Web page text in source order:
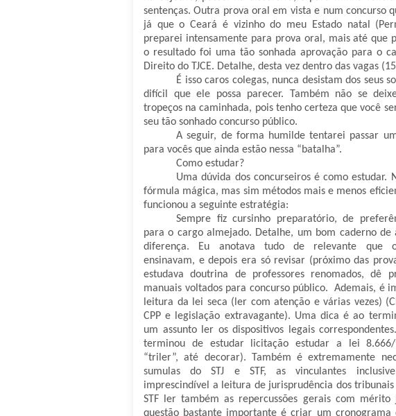
sentenças. Outra prova oral em vista e num concurso
já que o Ceará é vizinho do meu Estado natal
preparei intensamente para prova oral, mais até que
o resultado foi uma tão sonhada aprovação para o
Direito do TJCE. Detalhe, desta vez dentro das vagas
É isso caros colegas, nunca desistam dos seus
difícil que ele possa parecer. Também não se
tropeços na caminhada, pois tenho certeza que você
seu tão sonhado concurso público.
A seguir, de forma humilde tentarei passar
para vocês que ainda estão nessa “batalha”.
Como estudar?
Uma dúvida dos concurseiros é como estudar.
fórmula mágica, mas sim métodos mais e menos
funcionou a seguinte estratégia:
Sempre fiz cursinho preparatório, de
para o cargo almejado. Detalhe, um bom caderno de
diferença. Eu anotava tudo de relevante que
ensinavam, e depois era só revisar (próximo das
estudava doutrina de professores renomados, dê
manuais voltados para concurso público. Ademais, é
leitura da lei seca (ler com atenção e várias vezes)
CPP e legislação extravagante). Uma dica é ao
um assunto ler os dispositivos legais
terminou de estudar licitação estudar a lei
“triler”, até decorar). Também é extremamente
sumulas do STJ e STF, as vinculantes
imprescindível a leitura de jurisprudência dos tribunais
STF ler também as repercussões gerais com mérito
questão bastante importante é criar um cronograma